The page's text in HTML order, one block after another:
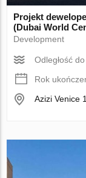
Projekt
(Dubai World
Development
Odległość
Rok
Azizi Venice